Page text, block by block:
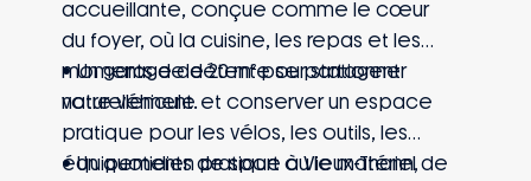
accueillante, conçue comme le cœur
du foyer, où la cuisine, les repas et les
moments de détente se partagent
naturellement.
• Un garage de 20 m² pour stationner
votre véhicule et conserver un espace
pratique pour les vélos, les outils, les
équipements de sport ou le matériel de
• Un quotidien pratique à Vieux-Thann,